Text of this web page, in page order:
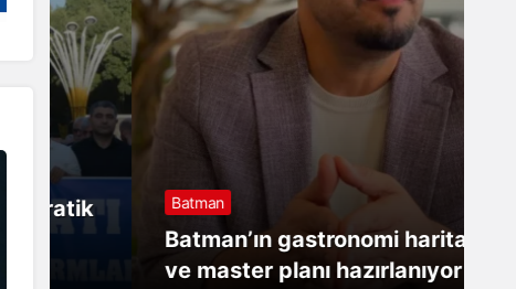
Batman
Batman’ın gastronomi haritası
ve master planı hazırlanıyor